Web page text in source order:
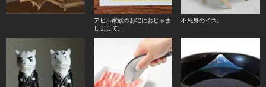
アヒル家族のお宅におじゃま
しまして。
不死身のイス。